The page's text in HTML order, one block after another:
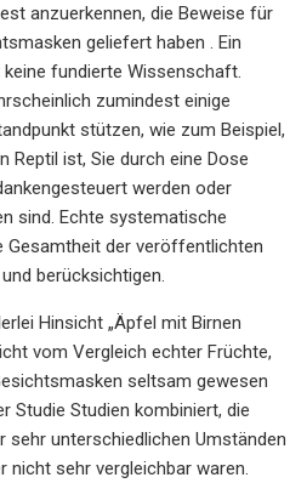
anzuerkennen, die Beweise für
geliefert haben . Ein
keine fundierte Wissenschaft.
zumindest einige
stützen, wie zum Beispiel,
Reptil ist, Sie durch eine Dose
werden oder
sind. Echte systematische
Gesamtheit der veröffentlichten
berücksichtigen.
Hinsicht „Äpfel mit Birnen
vom Vergleich echter Früchte,
seltsam gewesen
Studie Studien kombiniert, die
sehr unterschiedlichen Umständen
nicht sehr vergleichbar waren.